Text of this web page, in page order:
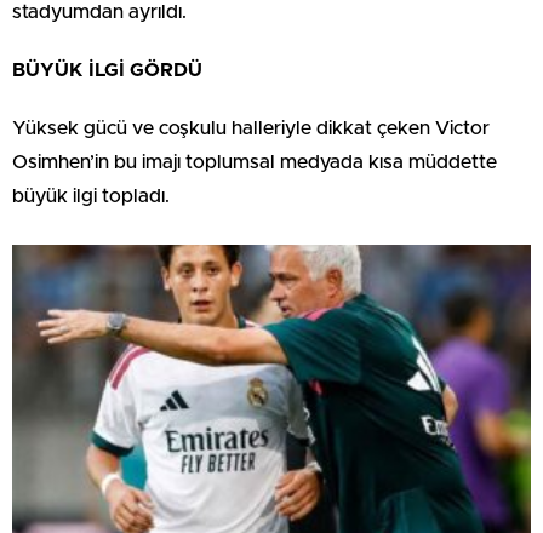
stadyumdan ayrıldı.
BÜYÜK İLGİ GÖRDÜ
Yüksek gücü ve coşkulu halleriyle dikkat çeken Victor
Osimhen’in bu imajı toplumsal medyada kısa müddette
büyük ilgi topladı.